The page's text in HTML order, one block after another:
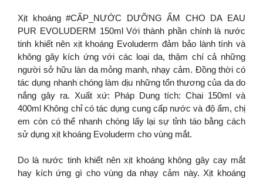
Xịt khoáng #CẤP_NƯỚC DƯỠNG ẨM CHO DA EAU
PUR EVOLUDERM 150ml Với thành phần chính là nước
tinh khiết nên xịt khoáng Evoluderm đảm bảo lành tính và
không gây kích ứng với các loại da, thậm chí cả những
người sở hữu làn da mỏng manh, nhạy cảm. Đồng thời có
tác dụng nhanh chóng làm dịu những tổn thương của da do
nắng gây ra. Xuất xứ: Pháp Dung tích: Chai 150ml và
400ml Không chỉ có tác dụng cung cấp nước và độ ẩm, chị
em còn có thể nhanh chóng lấy lại sự tỉnh táo bằng cách
sử dụng xịt khoáng Evoluderm cho vùng mắt.
Do là nước tinh khiết nên xịt khoáng không gây cay mắt
hay kích ứng gì cho vùng da nhạy cảm này. Xịt khoáng